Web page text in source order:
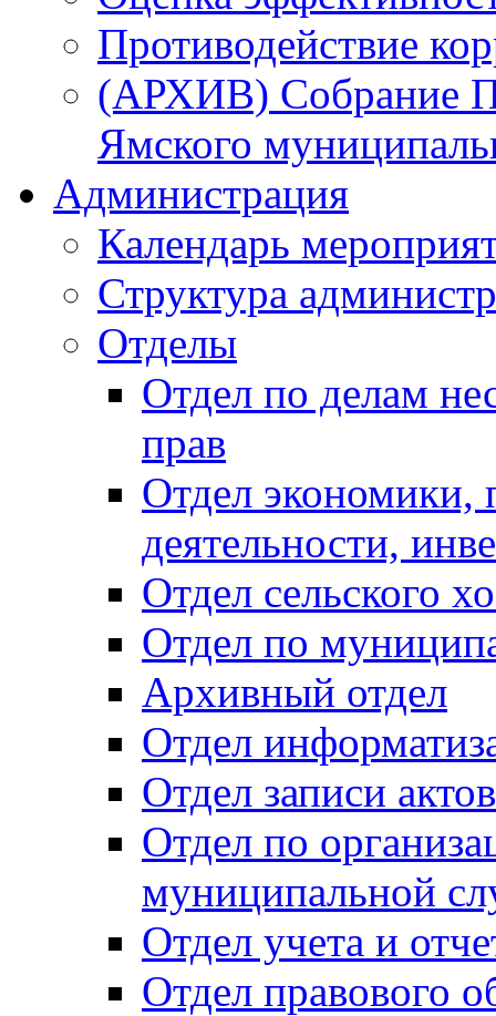
Противодействие
(АРХИВ) Собрание
Ямского
Администрация
Календарь
Структура
Отделы
Отдел по делам
прав
Отдел экономики,
деятельности,
Отдел сельского
Отдел по
Архивный отдел
Отдел
Отдел записи
Отдел по
муниципальной
Отдел учета и
Отдел правового